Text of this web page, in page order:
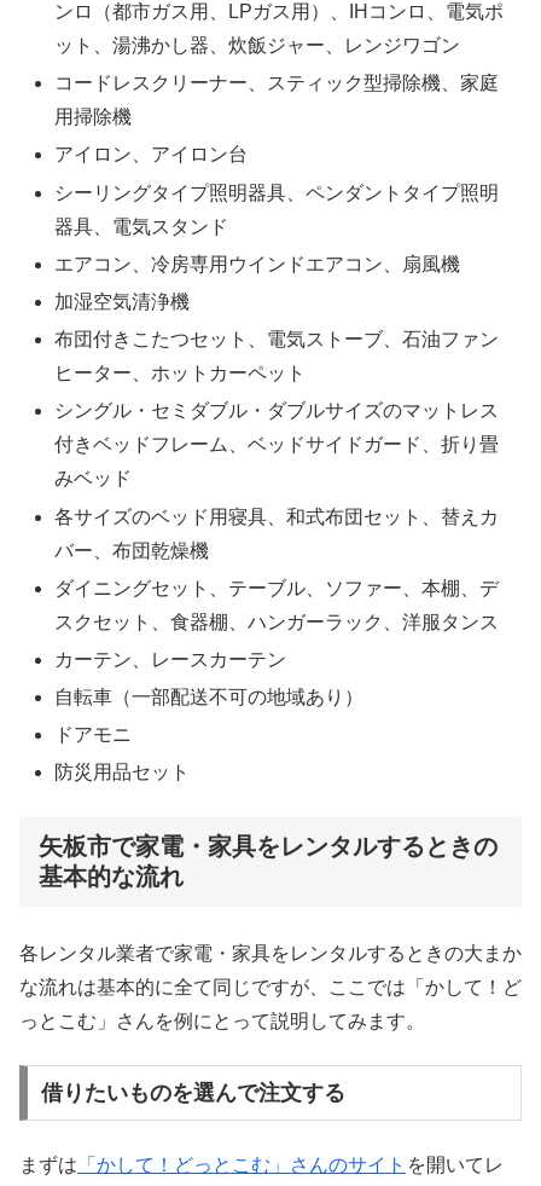
ンロ（都市ガス用、LPガス用）、IHコンロ、電気ポ
ット、湯沸かし器、炊飯ジャー、レンジワゴン
コードレスクリーナー、スティック型掃除機、家庭
用掃除機
アイロン、アイロン台
シーリングタイプ照明器具、ペンダントタイプ照明
器具、電気スタンド
エアコン、冷房専用ウインドエアコン、扇風機
加湿空気清浄機
布団付きこたつセット、電気ストーブ、石油ファン
ヒーター、ホットカーペット
シングル・セミダブル・ダブルサイズのマットレス
付きベッドフレーム、ベッドサイドガード、折り畳
みベッド
各サイズのベッド用寝具、和式布団セット、替えカ
バー、布団乾燥機
ダイニングセット、テーブル、ソファー、本棚、デ
スクセット、食器棚、ハンガーラック、洋服タンス
カーテン、レースカーテン
自転車（一部配送不可の地域あり）
ドアモニ
防災用品セット
矢板市で家電・家具をレンタルするときの
基本的な流れ
各レンタル業者で家電・家具をレンタルするときの大まか
な流れは基本的に全て同じですが、ここでは「かして！ど
っとこむ」さんを例にとって説明してみます。
借りたいものを選んで注文する
まずは 「かして！どっとこむ」さんのサイト を開いてレ